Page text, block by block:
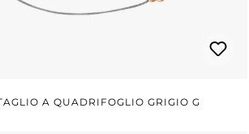
A QUADRIFOGLIO GRIGIO G